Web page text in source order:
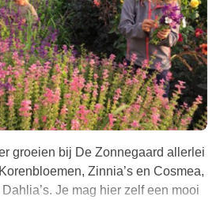
groeien bij De Zonnegaard allerlei
Zinnia’s en Cosmea,
Je mag hier zelf een mooi